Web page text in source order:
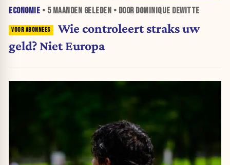
ECONOMIE • 5 MAANDEN GELEDEN • DOOR DOMINIQUE DEWITTE
Wie controleert straks uw
geld? Niet Europa